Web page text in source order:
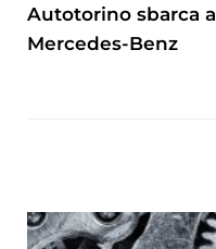
Autotorino sbarca
Mercedes-Benz